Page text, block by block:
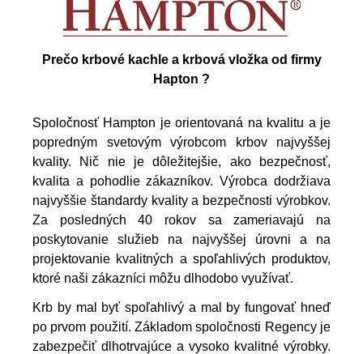
Prečo krbové kachle a krbová vložka od firmy
Hapton ?
Spoločnosť Hampton je orientovaná na kvalitu a je
popredným svetovým výrobcom krbov najvyššej
kvality. Nič nie je dôležitejšie, ako bezpečnosť,
kvalita a pohodlie zákazníkov. Výrobca dodržiava
najvyššie štandardy kvality a bezpečnosti výrobkov.
Za posledných 40 rokov sa zameriavajú na
poskytovanie služieb na najvyššej úrovni a na
projektovanie kvalitných a spoľahlivých produktov,
ktoré naši zákazníci môžu dlhodobo využívať.
Krb by mal byť spoľahlivý a mal by fungovať hneď
po prvom použití. Základom spoločnosti Regency je
zabezpečiť dlhotrvajúce a vysoko kvalitné výrobky.